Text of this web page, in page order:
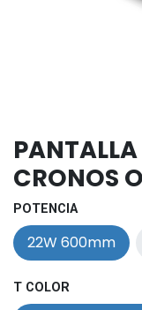
CRONOS
POTENCIA
22W 600mm
T COLOR